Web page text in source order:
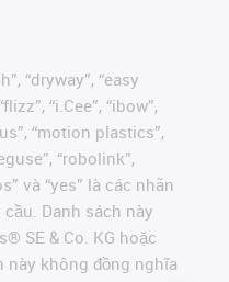
“dryway”, “easy
“i.Cee”, “ibow”,
“motion plastics”,
“robolink”,
và “yes” là các nhãn
Danh sách này
SE & Co. KG hoặc
này không đồng nghĩa